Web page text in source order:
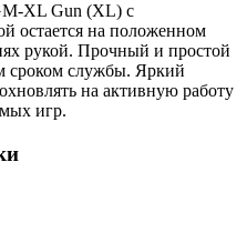
XL Gun (XL) с
остается на положенном
рукой. Прочный и простой
сроком службы. Яркий
на активную работу
игр.